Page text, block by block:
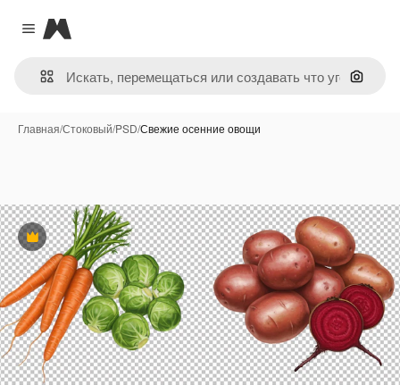
Close menu
Magnific
Поиск
Главная/Стоковый/PSD/Свежие осенние овощи
Премиум